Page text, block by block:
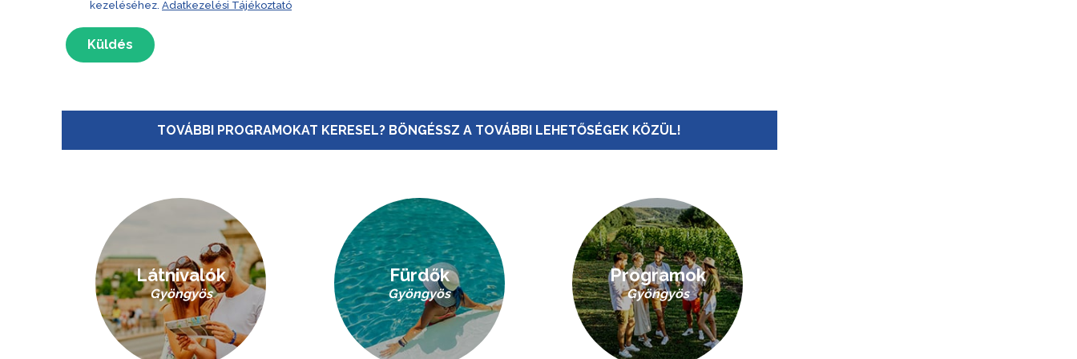
kezeléséhez. Adatkezelési Tájékoztató
Küldés
TOVÁBBI PROGRAMOKAT KERESEL? BÖNGÉSSZ A TOVÁBBI LEHETŐSÉGEK KÖZÜL!
Látnivalók
Gyöngyös
Fürdők
Gyöngyös
Programok
Gyöngyös